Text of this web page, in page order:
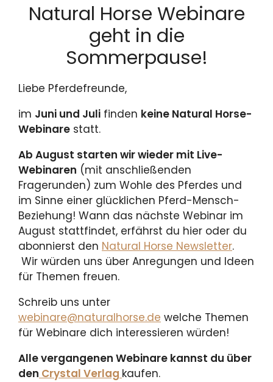
Natural Horse Webinare
geht in die
Sommerpause!
Liebe Pferdefreunde,
im Juni und Juli finden keine Natural Horse-
Webinare statt.
Ab August starten wir wieder mit Live-
Webinaren (mit anschließenden
Fragerunden) zum Wohle des Pferdes und
im Sinne einer glücklichen Pferd-Mensch-
Beziehung! Wann das nächste Webinar im
August stattfindet, erfährst du hier oder du
abonnierst den Natural Horse Newsletter.
Wir würden uns über Anregungen und Ideen
für Themen freuen.
Schreib uns unter
webinare@naturalhorse.de welche Themen
für Webinare dich interessieren würden!
Alle vergangenen Webinare kannst du über
den Crystal Verlag kaufen.